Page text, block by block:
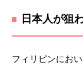
日本人が狙
フィリピンにお